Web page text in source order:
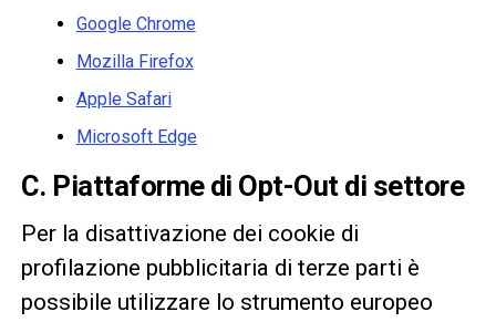
Google Chrome
Mozilla Firefox
Apple Safari
Microsoft Edge
C. Piattaforme di Opt-Out di settore
Per la disattivazione dei cookie di
profilazione pubblicitaria di terze parti è
possibile utilizzare lo strumento europeo